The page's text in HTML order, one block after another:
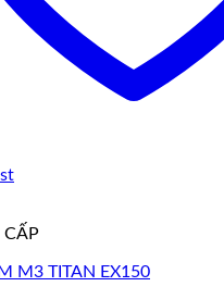
M3 TITAN EX150